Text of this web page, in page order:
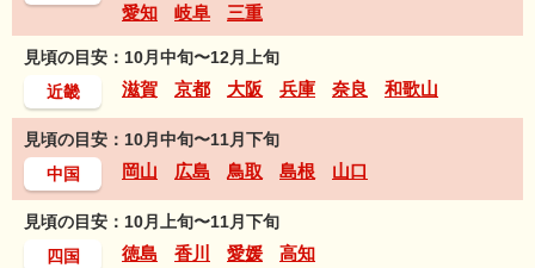
愛知
岐阜 三重
見頃の目安：10月中旬〜12月上旬
近畿
滋賀 京都 大阪 兵庫 奈良 和歌山
見頃の目安：10月中旬〜11月下旬
中国
岡山 広島 鳥取 島根 山口
見頃の目安：10月上旬〜11月下旬
四国
徳島 香川 愛媛 高知